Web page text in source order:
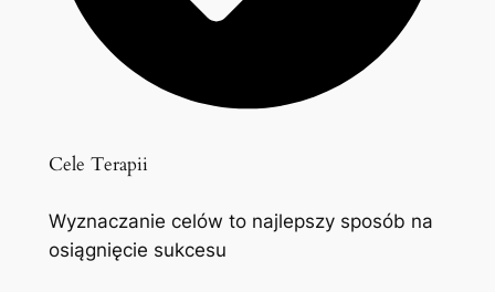
Cele Terapii
Wyznaczanie celów to najlepszy sposób na
osiągnięcie sukcesu